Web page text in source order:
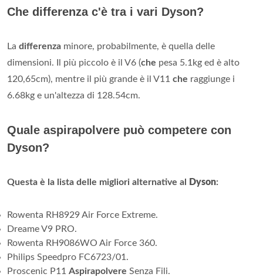
Che differenza c'è tra i vari Dyson?
La differenza minore, probabilmente, è quella delle
dimensioni. Il più piccolo è il V6 (che pesa 5.1kg ed è alto
120,65cm), mentre il più grande è il V11 che raggiunge i
6.68kg e un'altezza di 128.54cm.
Quale aspirapolvere può competere con
Dyson?
Questa è la lista delle migliori alternative al Dyson:
Rowenta RH8929 Air Force Extreme.
Dreame V9 PRO.
Rowenta RH9086WO Air Force 360.
Philips Speedpro FC6723/01.
Proscenic P11 Aspirapolvere Senza Fili.